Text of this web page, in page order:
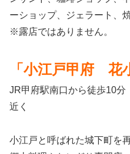
ーショップ、ジェラート、
※露店ではありません。
「小江戸甲府 花
JR甲府駅南口から徒歩10
近く
小江戸と呼ばれた城下町を